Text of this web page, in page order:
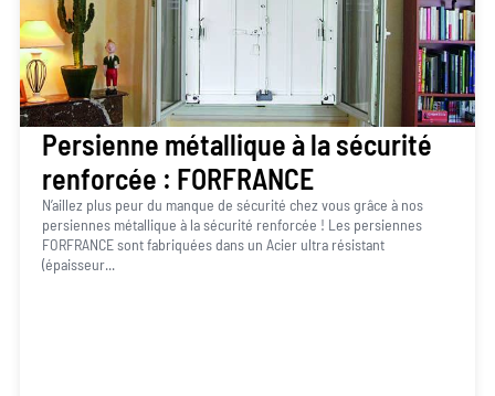
Persienne métallique à la sécurité
renforcée : FORFRANCE
N’aillez plus peur du manque de sécurité chez vous grâce à nos
persiennes métallique à la sécurité renforcée ! Les persiennes
FORFRANCE sont fabriquées dans un Acier ultra résistant
(épaisseur...